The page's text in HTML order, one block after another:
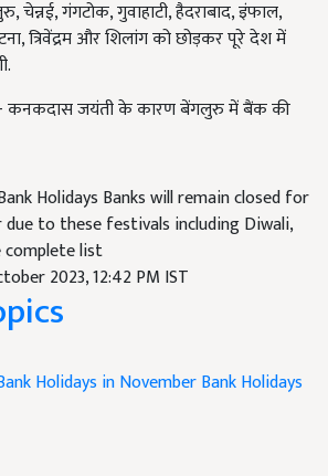
चेन्नई, गंगटोक, गुवाहाटी, हैदराबाद, इंफाल,
त्रिवेंद्रम और शिलांग को छोड़कर पूरे देश में
कनकदास जयंती के कारण बेंगलुरु में बैंक की
Holidays Banks will remain closed for
due to these festivals including Diwali,
complete list
2023, 12:42 PM IST
Holidays in NovemberBank Holidays